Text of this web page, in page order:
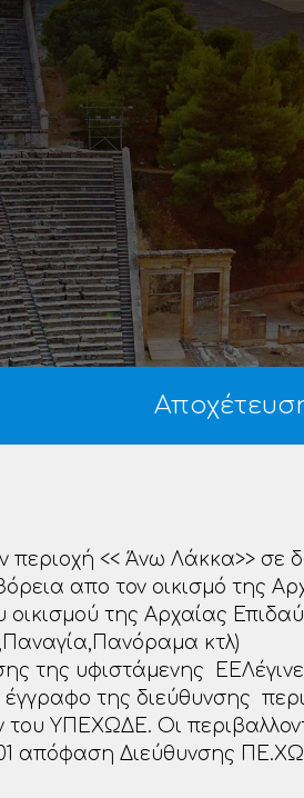
περιοχή << Άνω Λάκκα>>
απο τον οικισμό της
οικισμού της Αρχαίας
κτλ)
της υφιστάμενης ΕΕΛέγινε
έγγραφο της διεύθυνσης
του ΥΠΕΧΩΔΕ. Οι
απόφαση Διεύθυνσης